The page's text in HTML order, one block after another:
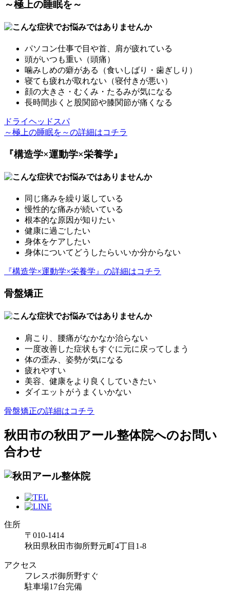
～極上の睡眠を～
パソコン仕事で目や首、肩が疲れている
頭がいつも重い（頭痛）
噛みしめの癖がある（食いしばり・歯ぎしり）
寝ても疲れが取れない（寝付きが悪い）
顔の大きさ・むくみ・たるみが気になる
長時間歩くと股関節や膝関節が痛くなる
ドライヘッドスパ
～極上の睡眠を～の詳細はコチラ
『構造学×運動学×栄養学』
同じ痛みを繰り返している
慢性的な痛みが続いている
根本的な原因が知りたい
健康に過ごしたい
身体をケアしたい
身体についてどうしたらいいか分からない
『構造学×運動学×栄養学』の詳細はコチラ
骨盤矯正
肩こり、腰痛がなかなか治らない
一度改善した症状もすぐに元に戻ってしまう
体の歪み、姿勢が気になる
疲れやすい
美容、健康をより良くしていきたい
ダイエットがうまくいかない
骨盤矯正の詳細はコチラ
秋田市の秋田アール整体院へのお問い
合わせ
住所
〒010-1414
秋田県秋田市御所野元町4丁目1-8
アクセス
フレスポ御所野すぐ
駐車場17台完備